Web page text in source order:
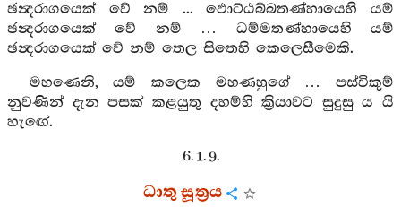
ඡන්‍දරාගයෙක් වේ නම් ... ඵොට්ඨබ්බතණ්හායෙහි යම්
ඡන්‍දරාගයෙක් වේ නම් … ධම්මතණ්හායෙහි යම්
ඡන්‍දරාගයෙක් වේ නම් තෙල සිතෙහි කෙලෙසීමෙකි.
මහණෙනි, යම් කලෙක මහණහුගේ … පස්විකුම්
නුවණින් දැන පසක් කළයුතු දහම්හි ක්‍රියාවට සුදුසු ය යි
හැඟේ.
6. 1. 9.
ධාතු සූත්‍රය